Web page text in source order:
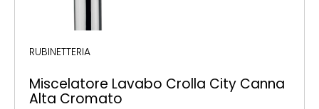
RUBINETTERIA
Miscelatore Lavabo Crolla City Canna
Alta Cromato